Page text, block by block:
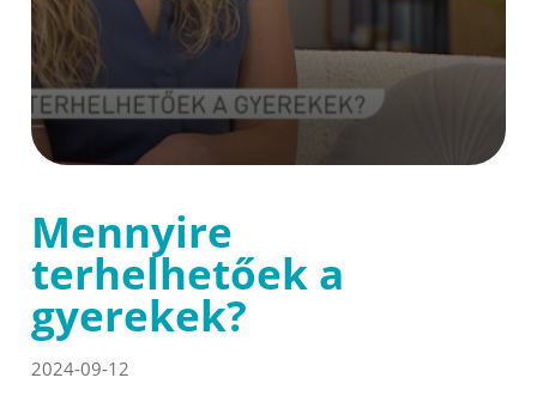
Mennyire
terhelhetőek a
gyerekek?
2024-09-12